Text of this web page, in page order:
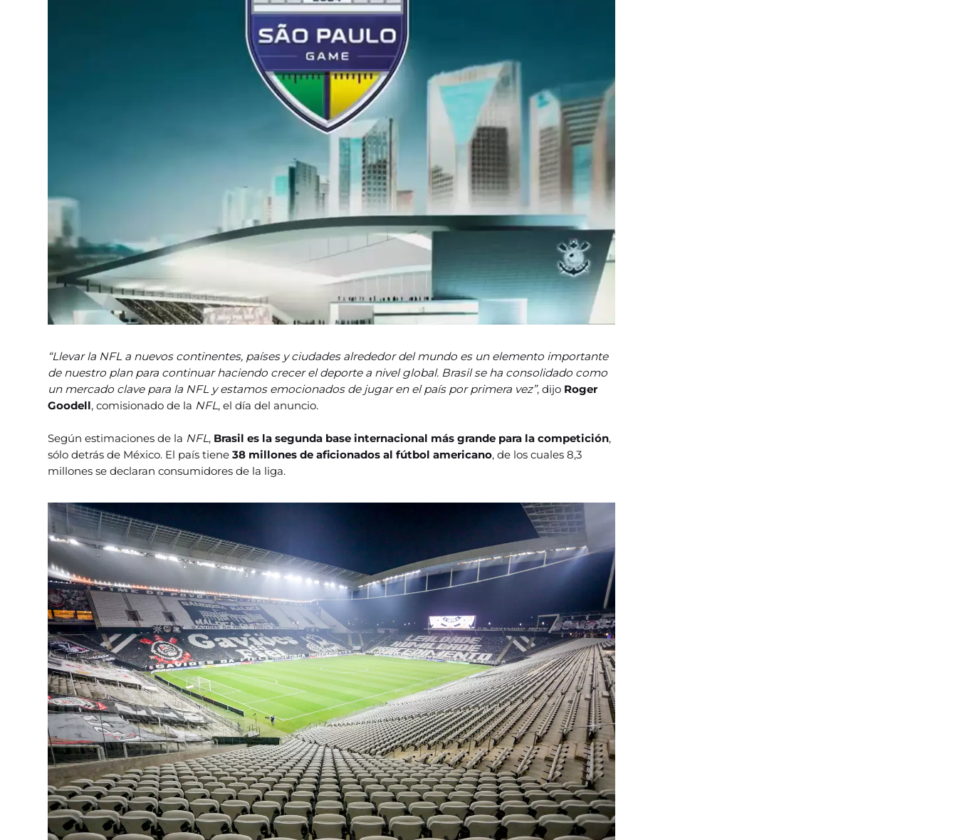
“Llevar la NFL a nuevos continentes, países y ciudades alrededor del mundo es un elemento importante
de nuestro plan para continuar haciendo crecer el deporte a nivel global. Brasil se ha consolidado como
un mercado clave para la NFL y estamos emocionados de jugar en el país por primera vez”, dijo Roger
Goodell, comisionado de la NFL , el día del anuncio.
Según estimaciones de la NFL , Brasil es la segunda base internacional más grande para la competición,
sólo detrás de México. El país tiene38 millones de aficionados al fútbol americano, de los cuales 8,3
millones se declaran consumidores de la liga.